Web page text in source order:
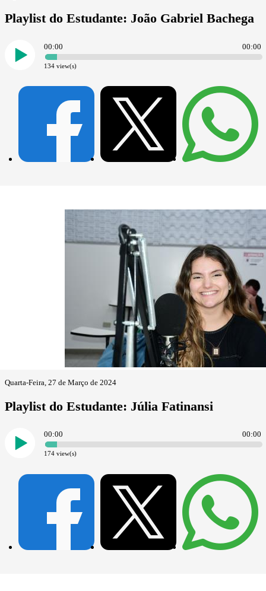
Playlist do Estudante: João Gabriel Bachega
00:00 00:00
134view(s)
Quarta-Feira, 27 de Março de 2024
Playlist do Estudante: Júlia Fatinansi
00:00 00:00
174view(s)